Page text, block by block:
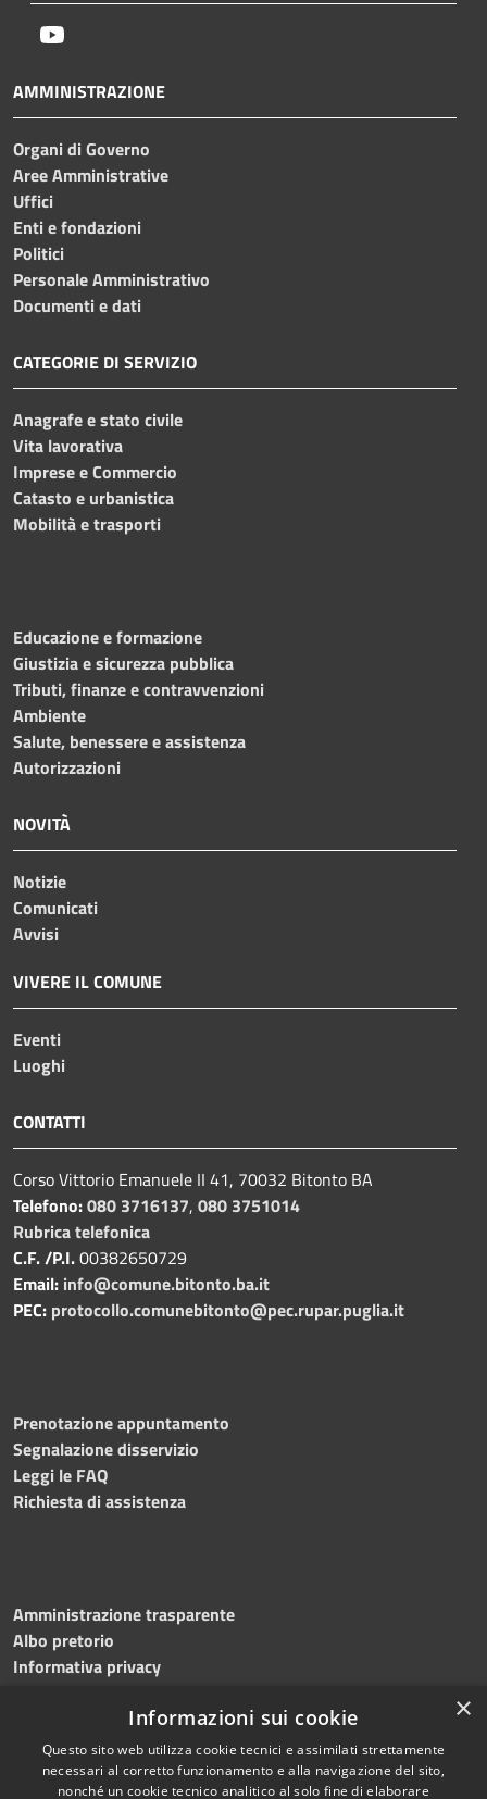
AMMINISTRAZIONE
Organi di Governo
Aree Amministrative
Uffici
Enti e fondazioni
Politici
Personale Amministrativo
Documenti e dati
CATEGORIE DI SERVIZIO
Anagrafe e stato civile
Vita lavorativa
Imprese e Commercio
Catasto e urbanistica
Mobilità e trasporti
Educazione e formazione
Giustizia e sicurezza pubblica
Tributi, finanze e contravvenzioni
Ambiente
Salute, benessere e assistenza
Autorizzazioni
NOVITÀ
Notizie
Comunicati
Avvisi
VIVERE IL COMUNE
Eventi
Luoghi
CONTATTI
Corso Vittorio Emanuele II 41, 70032 Bitonto BA
Telefono:080 3716137, 080 3751014
Rubrica telefonica
C.F. /P.I.00382650729
Email: info@comune.bitonto.ba.it
PEC: protocollo.comunebitonto@pec.rupar.puglia.it
Prenotazione appuntamento
Segnalazione disservizio
Leggi le FAQ
Richiesta di assistenza
Amministrazione trasparente
Albo pretorio
Informativa privacy
Dichiarazione di accessibilità Meccanismo di feedback ×
Informazioni sui cookie
Questo sito web utilizza cookie tecnici e assimilati strettamente
necessari al corretto funzionamento e alla navigazione del sito,
nonché un cookie tecnico analitico al solo fine di elaborare